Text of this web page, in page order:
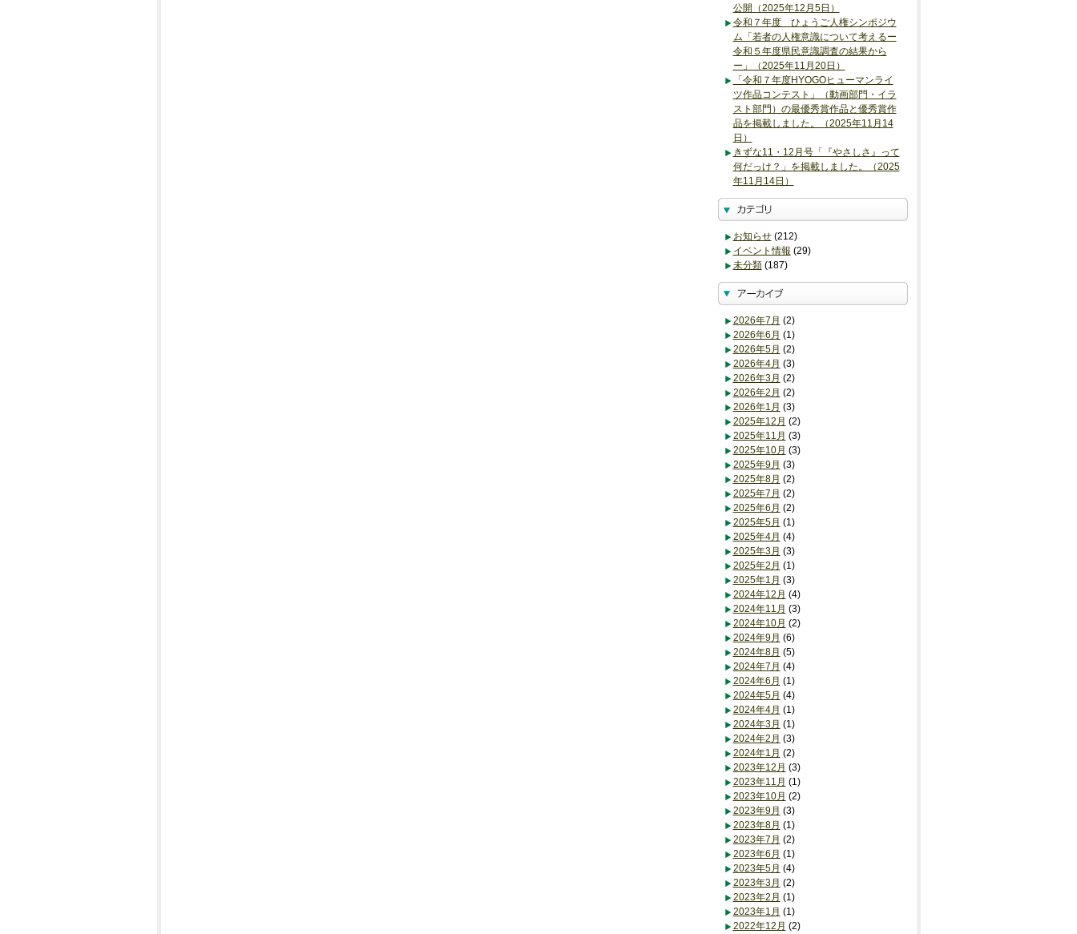
公開（2025年12月5日）
令和７年度 ひょうご人権シンポジウ
ム「若者の人権意識について考えるー
令和５年度県民意識調査の結果から
ー」（2025年11月20日）
「令和７年度HYOGOヒューマンライ
ツ作品コンテスト」（動画部門・イラ
スト部門）の最優秀賞作品と優秀賞作
品を掲載しました。（2025年11月14
日）
きずな11・12月号「『やさしさ』って
何だっけ？」を掲載しました。（2025
年11月14日）
お知らせ(212)
イベント情報 (29)
未分類(187)
2026年7月 (2)
2026年6月 (1)
2026年5月 (2)
2026年4月 (3)
2026年3月 (2)
2026年2月 (2)
2026年1月 (3)
2025年12月 (2)
2025年11月 (3)
2025年10月 (3)
2025年9月 (3)
2025年8月 (2)
2025年7月 (2)
2025年6月 (2)
2025年5月 (1)
2025年4月 (4)
2025年3月 (3)
2025年2月 (1)
2025年1月 (3)
2024年12月 (4)
2024年11月 (3)
2024年10月 (2)
2024年9月 (6)
2024年8月 (5)
2024年7月 (4)
2024年6月 (1)
2024年5月 (4)
2024年4月 (1)
2024年3月 (1)
2024年2月 (3)
2024年1月 (2)
2023年12月 (3)
2023年11月 (1)
2023年10月 (2)
2023年9月 (3)
2023年8月 (1)
2023年7月 (2)
2023年6月 (1)
2023年5月 (4)
2023年3月 (2)
2023年2月 (1)
2023年1月 (1)
2022年12月 (2)